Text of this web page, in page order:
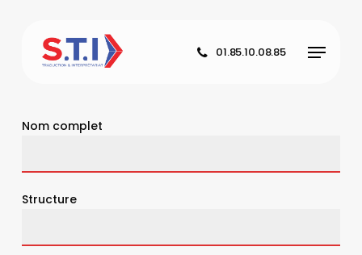
content
01.85.10.08.85 Menu
Nom complet
Structure